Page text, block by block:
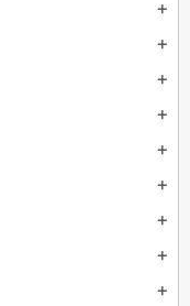
add
add
add
add
add
add
add
add
add